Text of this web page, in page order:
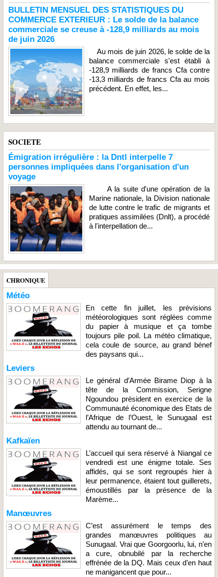
BULLETIN MENSUEL DES STATISTIQUES DU
COMMERCE EXTERIEUR : Le solde de la balance
commerciale se creuse à -128,9 milliards au mois
de juin 2026
Au mois de juin 2026, le solde de la
balance commerciale s'est établi à
-128,9 milliards de francs Cfa contre
-13,3 milliards de francs Cfa au mois
précédent. En effet, les...
SOCIETE
Émigration irrégulière : la Dntl interpelle 7
personnes impliquées dans l'organisation d'un
voyage
A la suite d'une opération de la
Marine nationale, la Division nationale
de lutte contre le trafic de migrants et
pratiques assimilées (Dnlt), a procédé
à l'interpellation de...
CHRONIQUE
Météo
En cette fin juillet, les prévisions
météorologiques sont réglées comme
du papier à musique et ça tombe
toujours pile poil. La météo climatique,
cela coule de source, au grand bénef
des paysans qui...
Leviers
Le général d’Armée Birame Diop à la
tête de la Commission, Serigne
Ngoundou président en exercice de la
Communauté économique des Etats de
l’Afrique de l’Ouest, le Sunugaal est
attendu au tournant de...
Kafkaïen
L’accueil qui sera réservé à Niangal ce
vendredi est une énigme totale. Ses
affidés, qui se sont regroupés hier à
leur permanence, étaient tout guillerets,
émoustillés par la présence de la
Marème...
Manœuvres
C’est assurément le temps des
grandes manœuvres politiques au
Sunugaal. Vrai que Goorgoorlu, lui, n’en
a cure, obnubilé par la recherche
effrénée de la DQ. Mais ceux d’en haut
ne manigancent que pour...